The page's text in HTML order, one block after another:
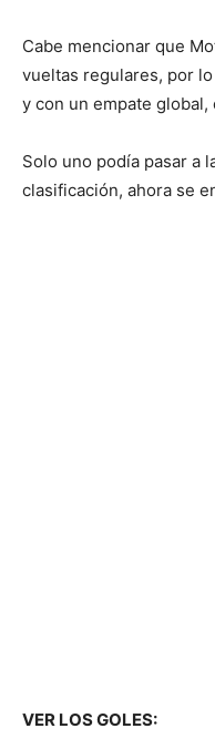
Cabe mencionar que
vueltas regulares, por
y con un empate
Solo uno podía pasar a
clasificación, ahora se
VER LOS GOLES: